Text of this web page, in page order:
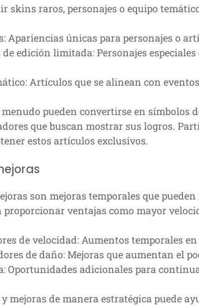
skins raros, personajes o equipo
Apariencias únicas para personajes o
de edición limitada: Personajes
Artículos que se alinean con
pueden convertirse en símbolos
que buscan mostrar sus logros.
estos artículos exclusivos.
son mejoras temporales que
proporcionar ventajas como mayor
de velocidad: Aumentos temporales
de daño: Mejoras que aumentan el
Oportunidades adicionales para
mejoras de manera estratégica puede